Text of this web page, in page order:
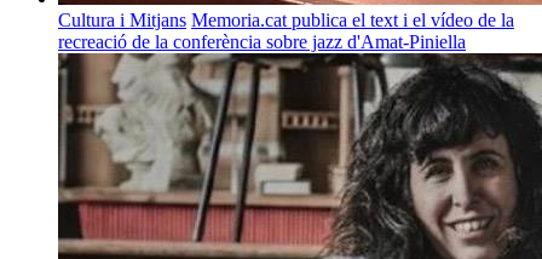
Cultura i Mitjans Memoria.cat publica el text i el vídeo de la
recreació de la conferència sobre jazz d'Amat-Piniella